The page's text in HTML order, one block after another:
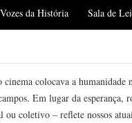
Vozes da História Sala de
colocava a humanidade
Em lugar da
ou coletivo – reflete nossos